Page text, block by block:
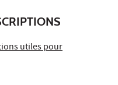
utiles pour